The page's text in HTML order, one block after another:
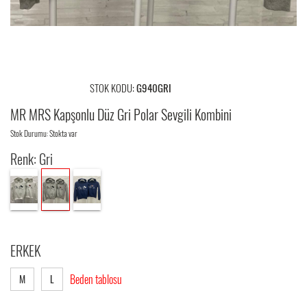
STOK KODU:G940GRI
MR MRS Kapşonlu Düz Gri Polar Sevgili Kombini
Stok Durumu: Stokta var
Renk: Gri
ERKEK
M L Beden tablosu